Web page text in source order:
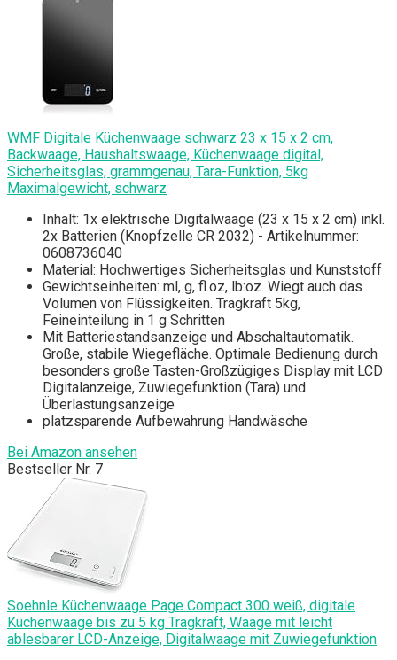
WMF Digitale Küchenwaage schwarz 23 x 15 x 2 cm,
Backwaage, Haushaltswaage, Küchenwaage digital,
Sicherheitsglas, grammgenau, Tara-Funktion, 5kg
Maximalgewicht, schwarz
Inhalt: 1x elektrische Digitalwaage (23 x 15 x 2 cm) inkl.
2x Batterien (Knopfzelle CR 2032) - Artikelnummer:
0608736040
Material: Hochwertiges Sicherheitsglas und Kunststoff
Gewichtseinheiten: ml, g, fl.oz, lb:oz. Wiegt auch das
Volumen von Flüssigkeiten. Tragkraft 5kg,
Feineinteilung in 1 g Schritten
Mit Batteriestandsanzeige und Abschaltautomatik.
Große, stabile Wiegefläche. Optimale Bedienung durch
besonders große Tasten-Großzügiges Display mit LCD
Digitalanzeige, Zuwiegefunktion (Tara) und
Überlastungsanzeige
platzsparende Aufbewahrung Handwäsche
Bei Amazon ansehen
Bestseller Nr. 7
Soehnle Küchenwaage Page Compact 300 weiß, digitale
Küchenwaage bis zu 5 kg Tragkraft, Waage mit leicht
ablesbarer LCD-Anzeige, Digitalwaage mit Zuwiegefunktion